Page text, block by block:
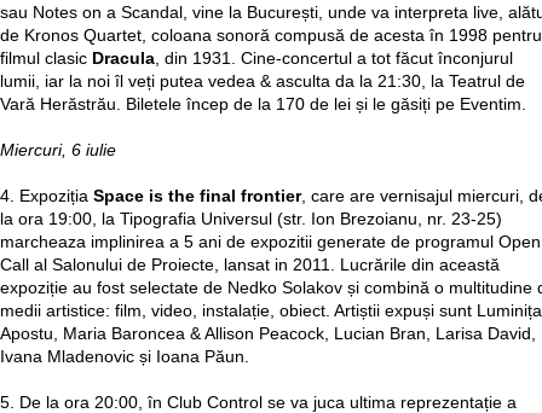
sau Notes on a Scandal, vine la București, unde va interpreta live,
de Kronos Quartet, coloana sonoră compusă de acesta în 1998 pentru
filmul clasic Dracula, din 1931. Cine-concertul a tot făcut înconjurul
lumii, iar la noi îl veți putea vedea & asculta da la 21:30, la Teatrul de
Vară Herăstrău. Biletele încep de la 170 de lei și le găsiți pe Eventim.
Miercuri, 6 iulie
4. Expoziția Space is the final frontier, care are vernisajul miercuri,
la ora 19:00, la Tipografia Universul (str. Ion Brezoianu, nr. 23-25)
marcheaza implinirea a 5 ani de expozitii generate de programul Open
Call al Salonului de Proiecte, lansat in 2011. Lucrările din această
expoziție au fost selectate de Nedko Solakov și combină o multitudine
medii artistice: film, video, instalație, obiect. Artiștii expuși sunt Luminița
Apostu, Maria Baroncea & Allison Peacock, Lucian Bran, Larisa David,
Ivana Mladenovic și Ioana Păun.
5. De la ora 20:00, în Club Control se va juca ultima reprezentație a